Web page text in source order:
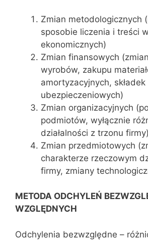
Zmian metodologicznych
sposobie liczenia i treści
ekonomicznych)
Zmian finansowych
wyrobów, zakupu
amortyzacyjnych, składek
ubezpieczeniowych)
Zmian organizacyjnych
podmiotów, wyłącznie
działalności z trzonu firmy)
Zmian przedmiotowych
charakterze rzeczowym
firmy, zmiany
METODA ODCHYLEŃ
WZGLĘDNYCH
Odchylenia bezwzględne –